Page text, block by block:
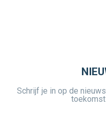
Schrijf je in op de